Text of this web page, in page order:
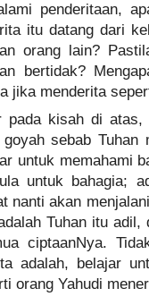
penderitaan,
itu datang dari
orang lain?
bertidak?
jika menderita
kisah di atas,
sebab Tuhan
untuk memahami
untuk bahagia;
nanti akan
Tuhan itu
ciptaanNya.
adalah, belajar
orang Yahudi